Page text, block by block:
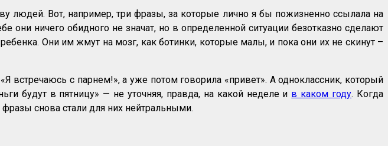
людей. Вот, например, три фразы, за которые лично я бы пожизненно ссылала на
ничего обидного не значат, но в определенной ситуации безотказно сделают
Они им жмут на мозг, как ботинки, которые малы, и пока они их не скинут –
встречаюсь с парнем!», а уже потом говорила «привет». А одноклассник, который
будут в пятницу» — не уточняя, правда, на какой неделе и в каком году. Когда
снова стали для них нейтральными.